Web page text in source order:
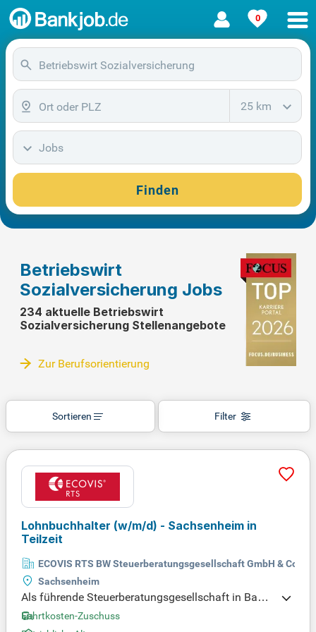
0
25 km
Jobs
Finden
Betriebswirt
Sozialversicherung Jobs
234 aktuelle Betriebswirt
Sozialversicherung Stellenangebote
Zur Berufsorientierung
Filter
Sortieren
Lohnbuchhalter (w/m/d) - Sachsenheim in
Teilzeit
ECOVIS RTS BW Steuerberatungsgesellschaft GmbH & Co. KG
Sachsenheim
Als führende Steuerberatungsgesellschaft in Bade
n-Württemberg mit über 1.500 Mitarbeitenden biete
n wir umfassende Unterstützung für Unternehmen
Fahrtkosten-Zuschuss